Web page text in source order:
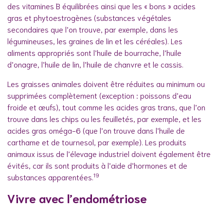
des vitamines B équilibrées ainsi que les « bons » acides
gras et phytoestrogènes (substances végétales
secondaires que l’on trouve, par exemple, dans les
légumineuses, les graines de lin et les céréales). Les
aliments appropriés sont l’huile de bourrache, l’huile
d’onagre, l’huile de lin, l’huile de chanvre et le cassis.
Les graisses animales doivent être réduites au minimum ou
supprimées complètement (exception : poissons d’eau
froide et œufs), tout comme les acides gras trans, que l’on
trouve dans les chips ou les feuilletés, par exemple, et les
acides gras oméga-6 (que l’on trouve dans l’huile de
carthame et de tournesol, par exemple). Les produits
animaux issus de l’élevage industriel doivent également être
évités, car ils sont produits à l’aide d’hormones et de
substances apparentées.19
Vivre avec l’endométriose